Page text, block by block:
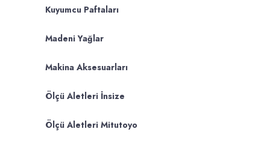
Kuyumcu Paftaları
Madeni Yağlar
Makina Aksesuarları
Ölçü Aletleri İnsize
Ölçü Aletleri Mitutoyo